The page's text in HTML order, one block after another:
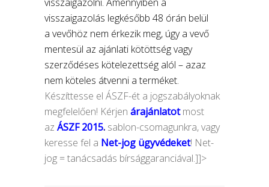
visszaigazolás legkésőbb 48 órán belül
a vevőhöz nem érkezik meg, úgy a vevő
mentesül az ajánlati kötöttség vagy
szerződéses kötelezettség alól – azaz
nem köteles átvenni a terméket.
Készíttesse el ÁSZF-ét a jogszabályoknak
megfelelően! Kérjen árajánlatotmost
az ÁSZF 2015. sablon-csomagunkra, vagy
keresse fel a Net-jog ügyvédeket! Net-
jog = tanácsadás bírsággaranciával.]]>